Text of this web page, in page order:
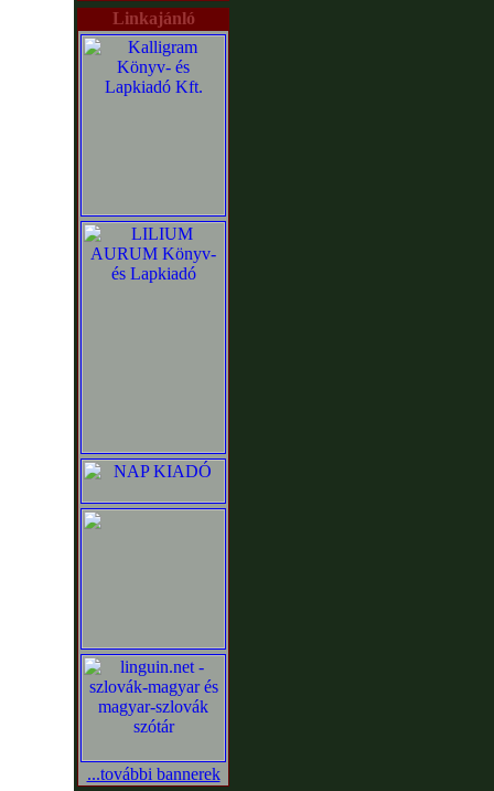
Linkajánló
...további bannerek